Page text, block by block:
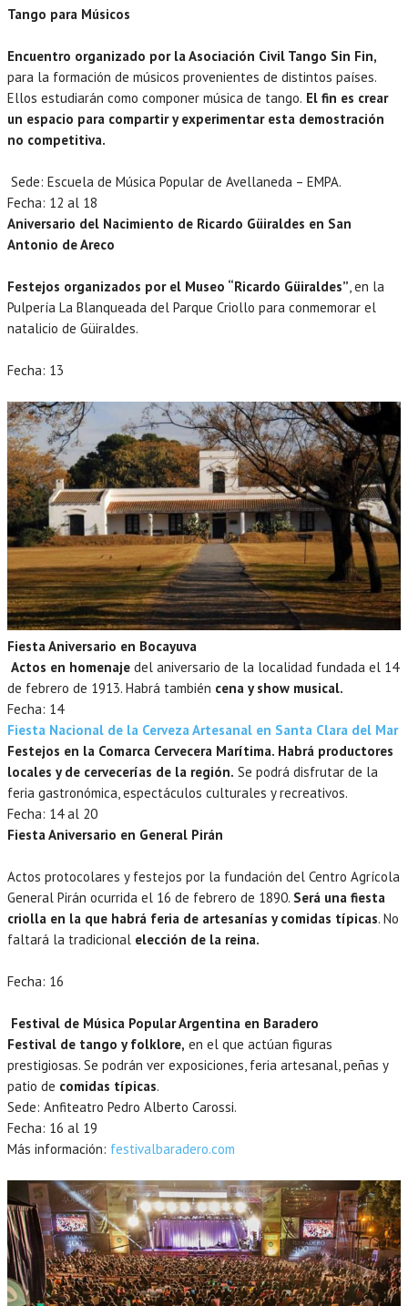
Tango para Músicos
Encuentro organizado por la Asociación Civil Tango Sin Fin,
para la formación de músicos provenientes de distintos países.
Ellos estudiarán como componer música de tango. El fin es crear
un espacio para compartir y experimentar esta demostración
no competitiva.
Sede: Escuela de Música Popular de Avellaneda – EMPA.
Fecha: 12 al 18
Aniversario del Nacimiento de Ricardo Güiraldes en San
Antonio de Areco
Festejos organizados por el Museo “Ricardo Güiraldes”, en la
Pulpería La Blanqueada del Parque Criollo para conmemorar el
natalicio de Güiraldes.
Fecha: 13
Fiesta Aniversario en Bocayuva
Actos en homenaje del aniversario de la localidad fundada el 14
de febrero de 1913. Habrá también cena y show musical.
Fecha: 14
Fiesta Nacional de la Cerveza Artesanal en Santa Clara del Mar
Festejos en la Comarca Cervecera Marítima. Habrá productores
locales y de cervecerías de la región. Se podrá disfrutar de la
feria gastronómica, espectáculos culturales y recreativos.
Fecha: 14 al 20
Fiesta Aniversario en General Pirán
Actos protocolares y festejos por la fundación del Centro Agrícola
General Pirán ocurrida el 16 de febrero de 1890. Será una fiesta
criolla en la que habrá feria de artesanías y comidas típicas. No
faltará la tradicional elección de la reina.
Fecha: 16
Festival de Música Popular Argentina en Baradero
Festival de tango y folklore, en el que actúan figuras
prestigiosas. Se podrán ver exposiciones, feria artesanal, peñas y
patio de comidas típicas.
Sede: Anfiteatro Pedro Alberto Carossi.
Fecha: 16 al 19
Más información: festivalbaradero.com